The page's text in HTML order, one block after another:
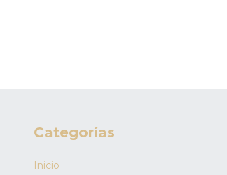
Categorías
Inicio